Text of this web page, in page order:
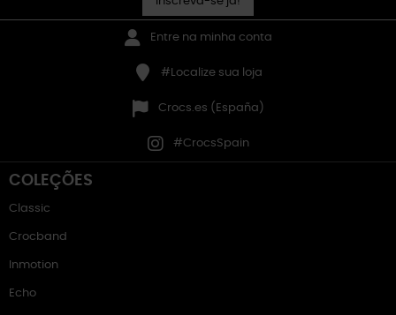
Entre na minha conta
#Localize sua loja
Crocs.es (España)
#CrocsSpain
COLEÇÕES
Classic
Crocband
Inmotion
Echo